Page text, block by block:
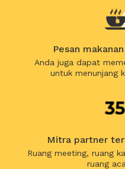
Pesan
Anda juga dapat
untuk menunjang
Mitra partner
Ruang meeting, ruang
ruang